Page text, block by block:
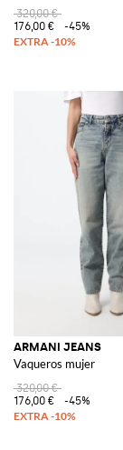
320,00 €
176,00 €
-45%
ARMANI JEANS
Vaqueros mujer
320,00 €
176,00 €
-45%